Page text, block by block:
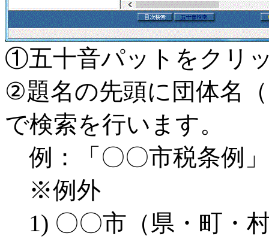
①五十音パットをクリ
②題名の先頭に団体名
で検索を行います。
例：「〇〇市税条例
※例外
1) 〇〇市（県・町・